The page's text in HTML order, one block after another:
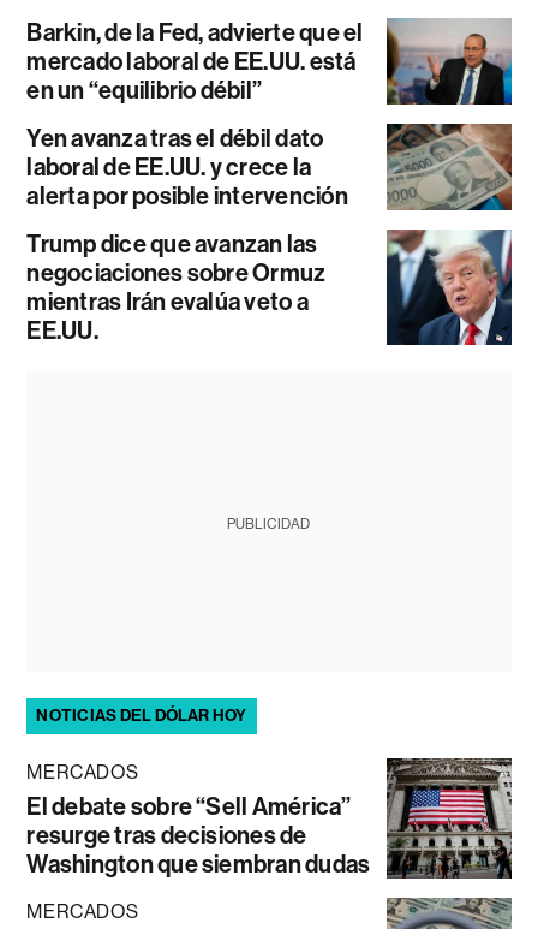
Barkin, de la Fed, advierte que el
mercado laboral de EE.UU. está
en un “equilibrio débil”
Yen avanza tras el débil dato
laboral de EE.UU. y crece la
alerta por posible intervención
Trump dice que avanzan las
negociaciones sobre Ormuz
mientras Irán evalúa veto a
EE.UU.
PUBLICIDAD
NOTICIAS DEL DÓLAR HOY
MERCADOS
El debate sobre “Sell América”
resurge tras decisiones de
Washington que siembran dudas
MERCADOS